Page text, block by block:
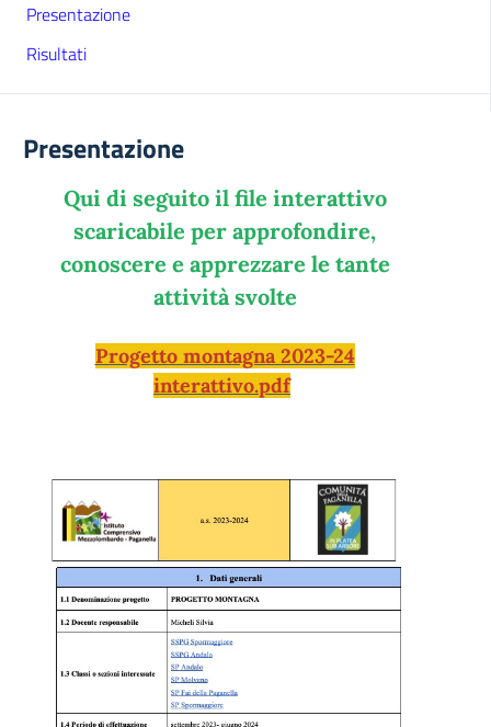
Presentazione
Risultati
Presentazione
Qui di seguito il file interattivo
scaricabile per approfondire,
conoscere e apprezzare le tante
attività svolte
Progetto montagna 2023-24
interattivo.pdf